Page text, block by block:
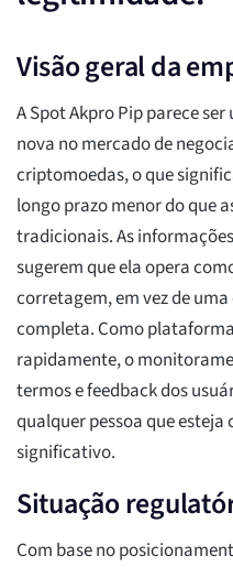
Visão geral da
A Spot Akpro Pip parece
nova no mercado de
criptomoedas, o que
longo prazo menor do que
tradicionais. As
sugerem que ela opera
corretagem, em vez de
completa. Como
rapidamente, o
termos e feedback dos
qualquer pessoa que
significativo.
Situação
Com base no